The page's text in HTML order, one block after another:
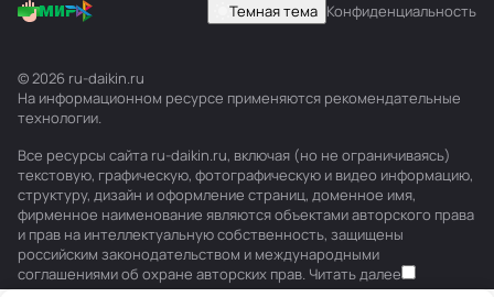
Темная тема Конфиденциальность
© 2026 ru-daikin.ru
На информационном ресурсе применяются рекомендательные
технологии.
Все ресурсы сайта ru-daikin.ru, включая (но не ограничиваясь)
текстовую, графическую, фотографическую и видео информацию,
структуру, дизайн и оформление страниц, доменное имя,
фирменное наименование являются объектами авторского права
и прав на интеллектуальную собственность, защищены
российским законодательством и международными
соглашениями об охране авторских прав. Читать далее